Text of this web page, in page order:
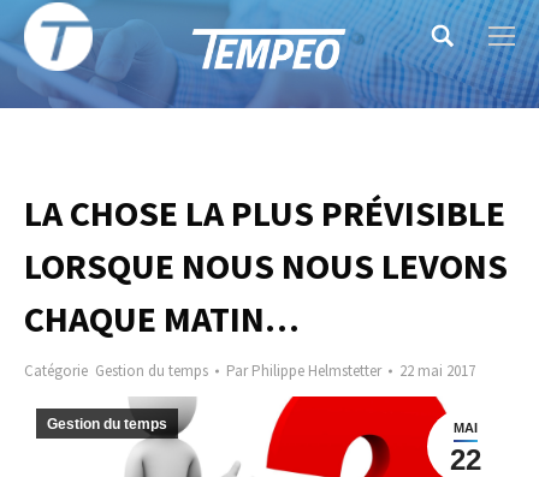
Search:
LA CHOSE LA PLUS PRÉVISIBLE
LORSQUE NOUS NOUS LEVONS
CHAQUE MATIN…
Catégorie Gestion du temps ParPhilippe Helmstetter 22 mai 2017
MAI
22
Gestion du temps